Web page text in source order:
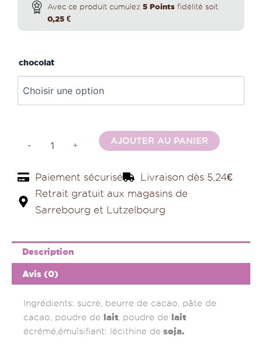
Avec ce produit cumulez 5 Points fidélité soit
0,25 €
chocolat
-
grenouille
+ AJOUTER AU PANIER
Paiement sécurisé
Livraison dès 5,24€
Retrait gratuit aux magasins de
Sarrebourg et Lutzelbourg
Description
Avis (0)
Ingrédients: sucre, beurre de cacao, pâte de
cacao, poudre de
lait, poudre de lait
écrémé,émulsifiant: lécithine de soja.